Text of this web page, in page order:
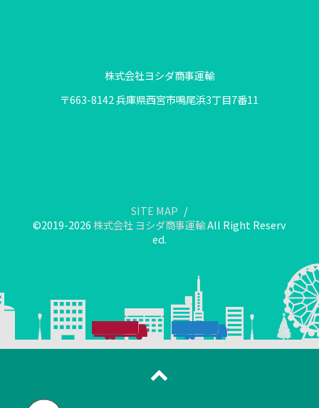
株式会社ヨシダ商事運輸
〒663-8142 兵庫県西宮市鳴尾浜3丁目7番11
SITE MAP
©2019-2026株式会社 ヨシダ商事運輸All Right Reserv
ed.